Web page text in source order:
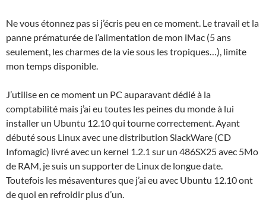
Ne vous étonnez pas si j’écris peu en ce moment. Le travail et la
panne prématurée de l’alimentation de mon iMac (5 ans
seulement, les charmes de la vie sous les tropiques…), limite
mon temps disponible.
J’utilise en ce moment un PC auparavant dédié à la
comptabilité mais j’ai eu toutes les peines du monde à lui
installer un Ubuntu 12.10 qui tourne correctement. Ayant
débuté sous Linux avec une distribution SlackWare (CD
Infomagic) livré avec un kernel 1.2.1 sur un 486SX25 avec 5Mo
de RAM, je suis un supporter de Linux de longue date.
Toutefois les mésaventures que j’ai eu avec Ubuntu 12.10 ont
de quoi en refroidir plus d’un.